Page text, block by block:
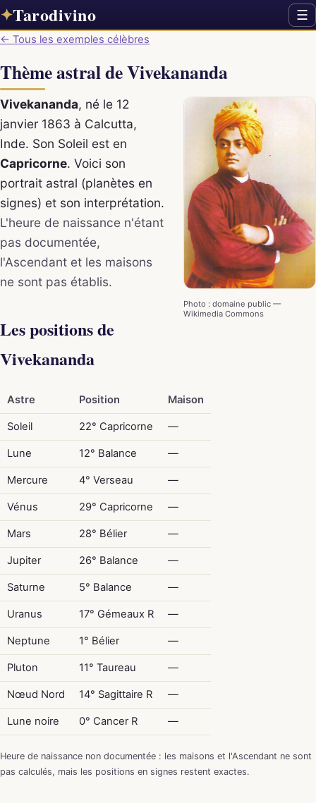
✦Tarodivino ☰
← Tous les exemples célèbres
Thème astral de Vivekananda
Photo : domaine public —
Wikimedia Commons
Vivekananda, né le 12
janvier 1863 à Calcutta,
Inde. Son Soleil est en
Capricorne. Voici son
portrait astral (planètes en
signes) et son interprétation.
L'heure de naissance n'étant
pas documentée,
l'Ascendant et les maisons
ne sont pas établis.
Les positions de
Vivekananda
Astre Position Maison
Soleil 22° Capricorne —
Lune 12° Balance —
Mercure 4° Verseau —
Vénus 29° Capricorne —
Mars 28° Bélier —
Jupiter 26° Balance —
Saturne 5° Balance —
Uranus 17° Gémeaux R —
Neptune 1° Bélier —
Pluton 11° Taureau —
Nœud Nord 14° Sagittaire R —
Lune noire 0° Cancer R —
Heure de naissance non documentée : les maisons et l'Ascendant ne sont
pas calculés, mais les positions en signes restent exactes.